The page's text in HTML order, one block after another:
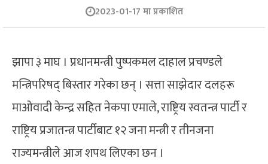
2023-01-17 मा प्रकाशित
झापा ३ माघ । प्रधानमन्त्री पुष्पकमल दाहाल प्रचण्डले
मन्त्रिपरिषद् बिस्तार गरेका छन् । सत्ता साझेदार दलहरू
माओवादी केन्द्र सहित नेकपा एमाले, राष्ट्रिय स्वतन्त्र पार्टी र
राष्ट्रिय प्रजातन्त्र पार्टीबाट १२ जना मन्त्री र तीनजना
राज्यमन्त्रीले आज शपथ लिएका छन ।